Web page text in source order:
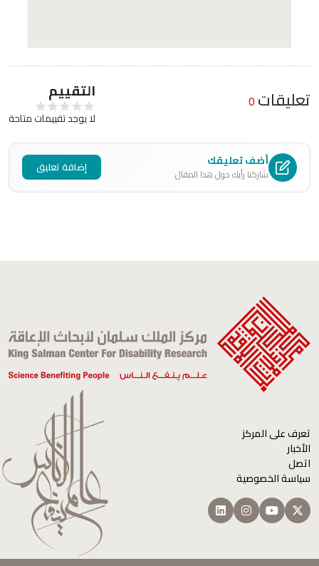
تعليقات 0 التقييم
لا يوجد تقييمات متاحة
أضف تعليقك
شاركنا رأيك حول هذا المقال. إضافة تعليق
التعليق
هذا السؤال لإختبار ما إذا كنت زائرًا فعلياً، بهدف منع
عمليات الإرسال العشوائي الآلية.
تعرف على المركز
الأخبار
اتصل
سياسة الخصوصية